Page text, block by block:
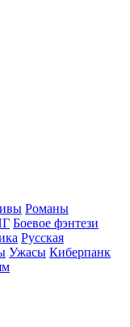
Романы
Боевое фэнтези
Русская
Ужасы Киберпанк